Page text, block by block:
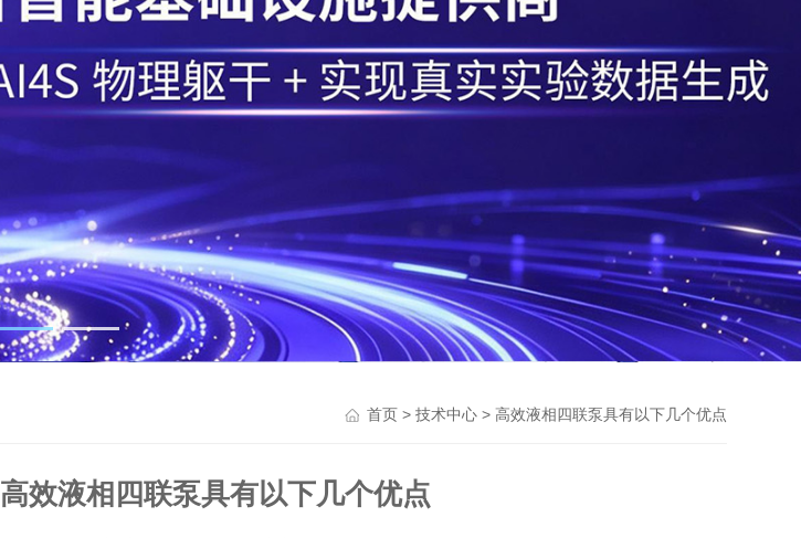
首页> 技术中心> 高效液相四联泵具有以下几个优点
高效液相四联泵具有以下几个优点